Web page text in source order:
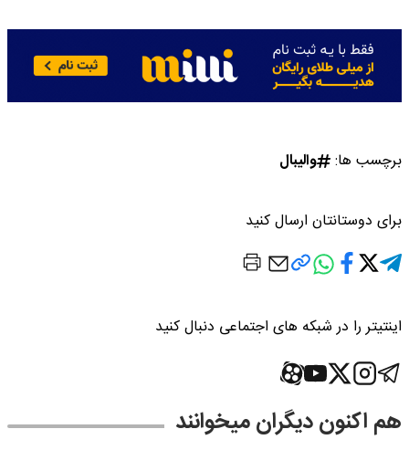
برچسب ها: والیبال
برای دوستانتان ارسال کنید
اینتیتر را در شبکه های اجتماعی دنبال کنید
هم اکنون دیگران میخوانند